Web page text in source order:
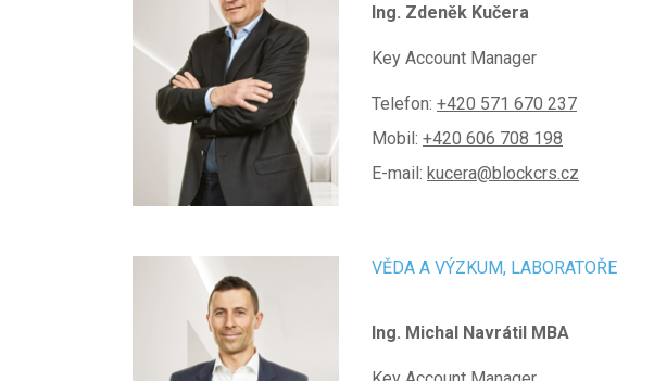
Ing. Zdeněk Kučera
Key Account Manager
Telefon: +420 571 670 237
Mobil: +420 606 708 198
E-mail: kucera@blockcrs.cz
VĚDA A VÝZKUM, LABORATOŘE
Ing. Michal Navrátil MBA